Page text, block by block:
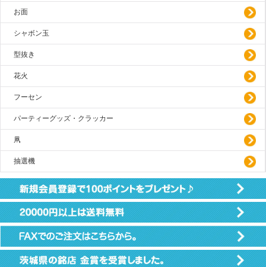
お面
シャボン玉
型抜き
花火
フーセン
パーティーグッズ・クラッカー
凧
抽選機